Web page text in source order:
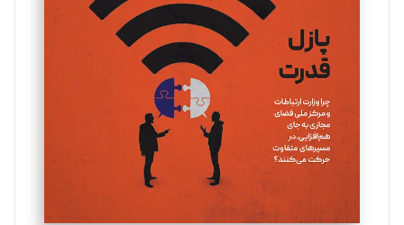
یسنا امان‌پور
تحریریه
ملینا جعفری
تحریریه
مصطفی مسجدی آرانی